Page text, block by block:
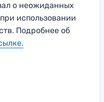
о неожиданных
использовании
Подробнее об